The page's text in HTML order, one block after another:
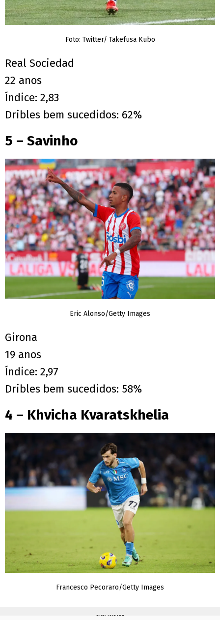
Foto: Twitter/ Takefusa Kubo
Real Sociedad
22 anos
Índice: 2,83
Dribles bem sucedidos: 62%
5 – Savinho
Eric Alonso/Getty Images
Girona
19 anos
Índice: 2,97
Dribles bem sucedidos: 58%
4 – Khvicha Kvaratskhelia
Francesco Pecoraro/Getty Images
PUBLICIDADE